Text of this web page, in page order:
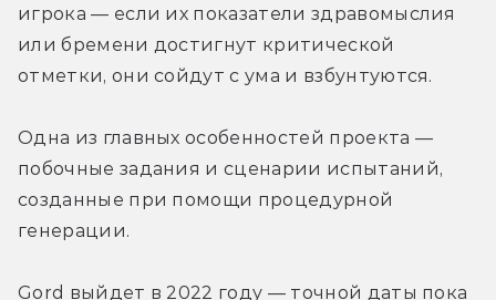
игрока — если их показатели здравомыслия
или бремени достигнут критической
отметки, они сойдут с ума и взбунтуются.
Одна из главных особенностей проекта —
побочные задания и сценарии испытаний,
созданные при помощи процедурной
генерации.
Gord выйдет в 2022 году — точной даты пока